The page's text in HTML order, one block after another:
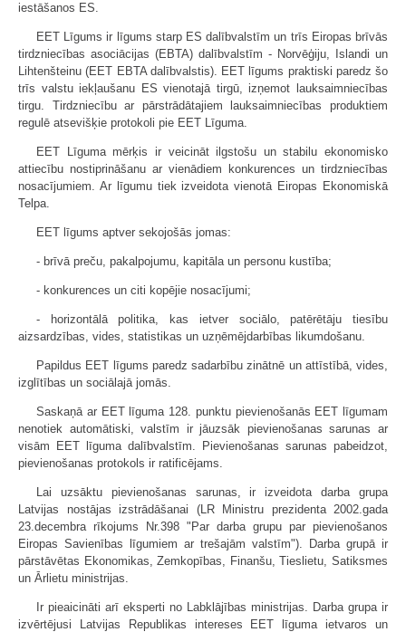
iestāšanos ES.
EET Līgums ir līgums starp ES dalībvalstīm un trīs Eiropas brīvās
tirdzniecības asociācijas (EBTA) dalībvalstīm - Norvēģiju, Islandi un
Lihtenšteinu (EET EBTA dalībvalstis). EET līgums praktiski paredz šo
trīs valstu iekļaušanu ES vienotajā tirgū, izņemot lauksaimniecības
tirgu. Tirdzniecību ar pārstrādātajiem lauksaimniecības produktiem
regulē atsevišķie protokoli pie EET Līguma.
EET Līguma mērķis ir veicināt ilgstošu un stabilu ekonomisko
attiecību nostiprināšanu ar vienādiem konkurences un tirdzniecības
nosacījumiem. Ar līgumu tiek izveidota vienotā Eiropas Ekonomiskā
Telpa.
EET līgums aptver sekojošās jomas:
- brīvā preču, pakalpojumu, kapitāla un personu kustība;
- konkurences un citi kopējie nosacījumi;
- horizontālā politika, kas ietver sociālo, patērētāju tiesību
aizsardzības, vides, statistikas un uzņēmējdarbības likumdošanu.
Papildus EET līgums paredz sadarbību zinātnē un attīstībā, vides,
izglītības un sociālajā jomās.
Saskaņā ar EET līguma 128. punktu pievienošanās EET līgumam
nenotiek automātiski, valstīm ir jāuzsāk pievienošanas sarunas ar
visām EET līguma dalībvalstīm. Pievienošanas sarunas pabeidzot,
pievienošanas protokols ir ratificējams.
Lai uzsāktu pievienošanas sarunas, ir izveidota darba grupa
Latvijas nostājas izstrādāšanai (LR Ministru prezidenta 2002.gada
23.decembra rīkojums Nr.398 "Par darba grupu par pievienošanos
Eiropas Savienības līgumiem ar trešajām valstīm"). Darba grupā ir
pārstāvētas Ekonomikas, Zemkopības, Finanšu, Tieslietu, Satiksmes
un Ārlietu ministrijas.
Ir pieaicināti arī eksperti no Labklājības ministrijas. Darba grupa ir
izvērtējusi Latvijas Republikas intereses EET līguma ietvaros un